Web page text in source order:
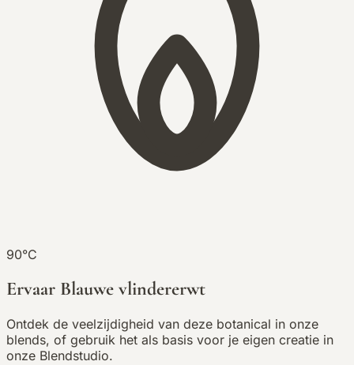
90°C
Ervaar Blauwe vlindererwt
Ontdek de veelzijdigheid van deze botanical in onze
blends, of gebruik het als basis voor je eigen creatie in
onze Blendstudio.